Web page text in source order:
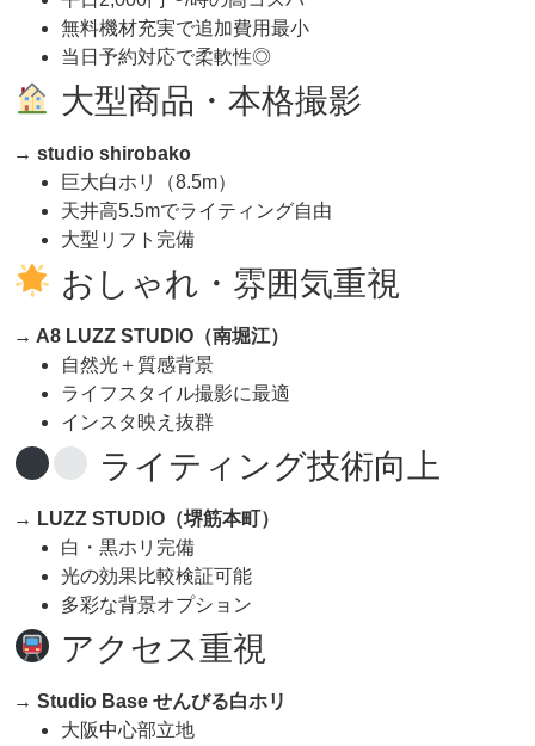
無料機材充実で追加費用最小
当日予約対応で柔軟性◎
大型商品・本格撮影
→ studio shirobako
巨大白ホリ（8.5m）
天井高5.5mでライティング自由
大型リフト完備
おしゃれ・雰囲気重視
→ A8 LUZZ STUDIO （南堀江）
自然光＋質感背景
ライフスタイル撮影に最適
インスタ映え抜群
ライティング技術向上
→ LUZZ STUDIO （堺筋本町）
白・黒ホリ完備
光の効果比較検証可能
多彩な背景オプション
アクセス重視
→ Studio Baseせんびる白ホリ
大阪中心部立地